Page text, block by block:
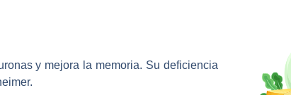
y mejora la memoria. Su deficiencia